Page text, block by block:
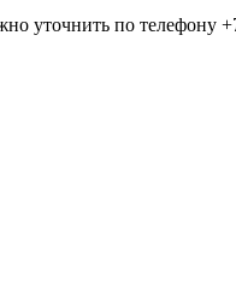
уточнить по телефону